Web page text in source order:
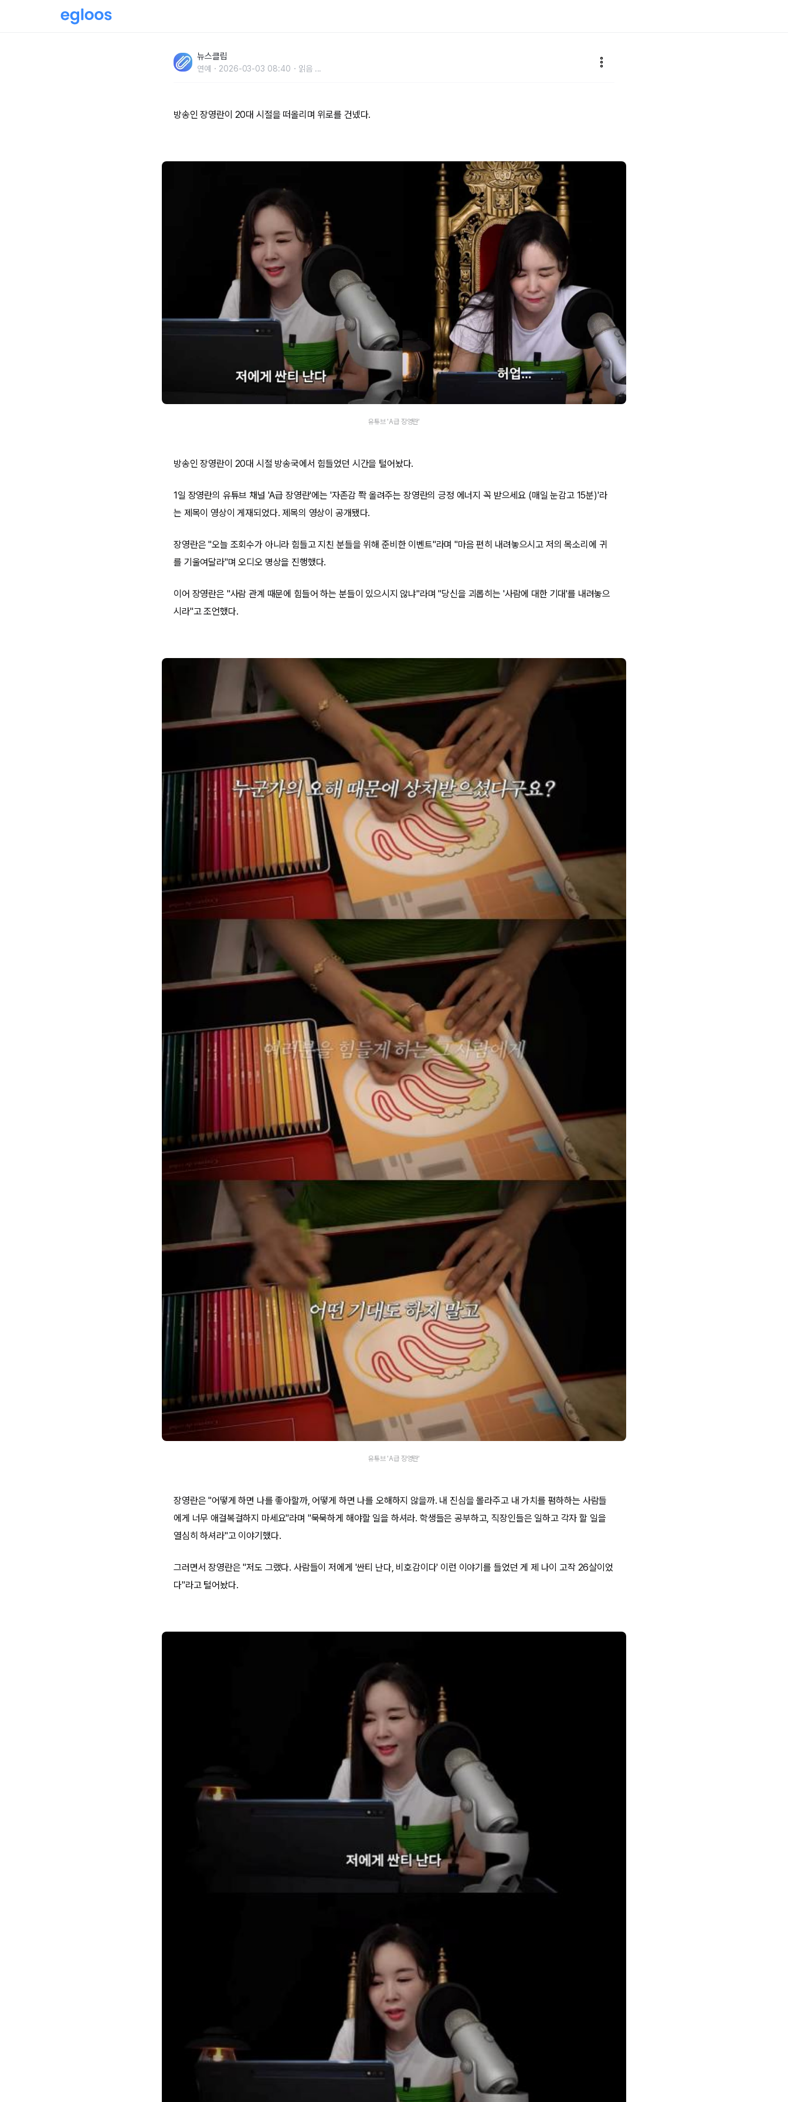
뉴스클립
연예 2026-03-03 08:40 읽음 ...
방송인 장영란이 20대 시절을 떠올리며 위로를 건넸다.
유튜브 'A급 장영란'
방송인 장영란이 20대 시절 방송국에서 힘들었던 시간을 털어놨다.
1일 장영란의 유튜브 채널 'A급 장영란'에는 '자존감 쫙 올려주는 장영란의 긍정 에너지 꼭 받으세요 (매일 눈감고 15분)'라
는 제목이 영상이 게재되었다. 제목의 영상이 공개됐다.
장영란은 "오늘 조회수가 아니라 힘들고 지친 분들을 위해 준비한 이벤트"라며 "마음 편히 내려놓으시고 저의 목소리에 귀
를 기울여달라"며 오디오 명상을 진행했다.
이어 장영란은 "사람 관계 때문에 힘들어 하는 분들이 있으시지 않냐"라며 "당신을 괴롭히는 '사람에 대한 기대'를 내려놓으
시라"고 조언했다.
유튜브 'A급 장영란'
장영란은 "어떻게 하면 나를 좋아할까, 어떻게 하면 나를 오해하지 않을까. 내 진심을 몰라주고 내 가치를 폄하하는 사람들
에게 너무 애걸복걸하지 마세요"라며 "묵묵하게 해야할 일을 하셔라. 학생들은 공부하고, 직장인들은 일하고 각자 할 일을
열심히 하셔라"고 이야기했다.
그러면서 장영란은 "저도 그랬다. 사람들이 저에게 '싼티 난다, 비호감이다' 이런 이야기를 들었던 게 제 나이 고작 26살이었
다"라고 털어놨다.